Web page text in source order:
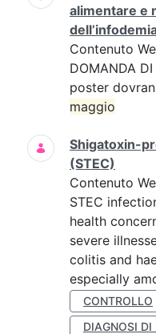
alimentare e
Contenuto
DOMANDA
poster
maggio
Shigatoxin-
(STEC)
Contenuto
STEC
health
severe
colitis and
especially
CONTROLLO
DIAGNOSI DI